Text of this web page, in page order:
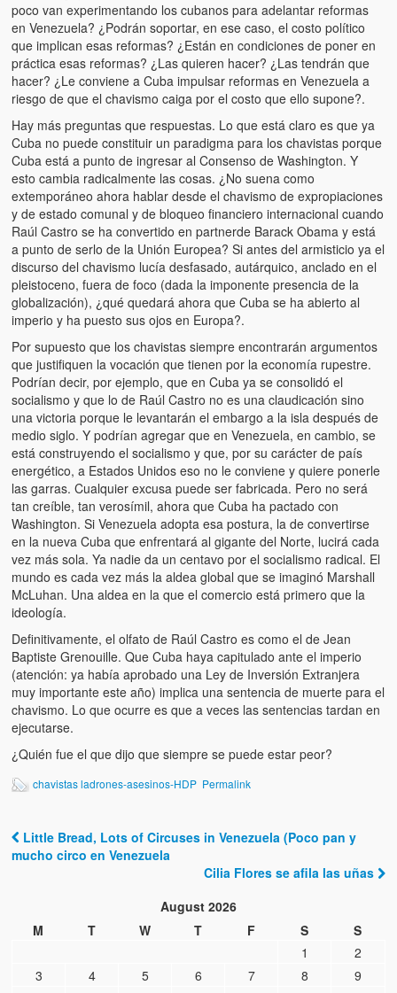
poco van experimentando los cubanos para adelantar reformas
en Venezuela? ¿Podrán soportar, en ese caso, el costo político
que implican esas reformas? ¿Están en condiciones de poner en
práctica esas reformas? ¿Las quieren hacer? ¿Las tendrán que
hacer? ¿Le conviene a Cuba impulsar reformas en Venezuela a
riesgo de que el chavismo caiga por el costo que ello supone?.
Hay más preguntas que respuestas. Lo que está claro es que ya
Cuba no puede constituir un paradigma para los chavistas porque
Cuba está a punto de ingresar al Consenso de Washington. Y
esto cambia radicalmente las cosas. ¿No suena como
extemporáneo ahora hablar desde el chavismo de expropiaciones
y de estado comunal y de bloqueo financiero internacional cuando
Raúl Castro se ha convertido en partnerde Barack Obama y está
a punto de serlo de la Unión Europea? Si antes del armisticio ya el
discurso del chavismo lucía desfasado, autárquico, anclado en el
pleistoceno, fuera de foco (dada la imponente presencia de la
globalización), ¿qué quedará ahora que Cuba se ha abierto al
imperio y ha puesto sus ojos en Europa?.
Por supuesto que los chavistas siempre encontrarán argumentos
que justifiquen la vocación que tienen por la economía rupestre.
Podrían decir, por ejemplo, que en Cuba ya se consolidó el
socialismo y que lo de Raúl Castro no es una claudicación sino
una victoria porque le levantarán el embargo a la isla después de
medio siglo. Y podrían agregar que en Venezuela, en cambio, se
está construyendo el socialismo y que, por su carácter de país
energético, a Estados Unidos eso no le conviene y quiere ponerle
las garras. Cualquier excusa puede ser fabricada. Pero no será
tan creíble, tan verosímil, ahora que Cuba ha pactado con
Washington. Si Venezuela adopta esa postura, la de convertirse
en la nueva Cuba que enfrentará al gigante del Norte, lucirá cada
vez más sola. Ya nadie da un centavo por el socialismo radical. El
mundo es cada vez más la aldea global que se imaginó Marshall
McLuhan. Una aldea en la que el comercio está primero que la
ideología.
Definitivamente, el olfato de Raúl Castro es como el de Jean
Baptiste Grenouille. Que Cuba haya capitulado ante el imperio
(atención: ya había aprobado una Ley de Inversión Extranjera
muy importante este año) implica una sentencia de muerte para el
chavismo. Lo que ocurre es que a veces las sentencias tardan en
ejecutarse.
¿Quién fue el que dijo que siempre se puede estar peor?
chavistas ladrones-asesinos-HDP Permalink
Post navigation
Little Bread, Lots of Circuses in Venezuela (Poco pan y
mucho circo en Venezuela
Cilia Flores se afila las uñas
August 2026
M
T W T F S
S
1
2
3
4 5 6 7 8
9